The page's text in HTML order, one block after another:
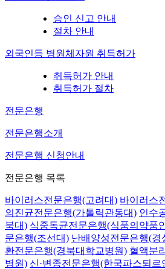
승인 신고 안내
절차 안내
외국인등 병원체자원 취득허가
취득허가 안내
취득허가 절차
전문은행
전문은행소개
전문은행 신청안내
전문은행 목록
바이러스전문은행(고려대) 바이러스
의진균전문은행(가톨릭관동대) 인수
북대) 식중독균전문은행(식품의약품
문은행(조선대) 난배양성전문은행(경
환전문은행(경북대학교병원) 혈액분
병원) 신·변종전문은행(한국파스퇴르